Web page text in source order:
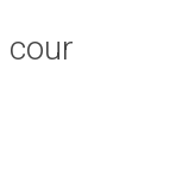
cour